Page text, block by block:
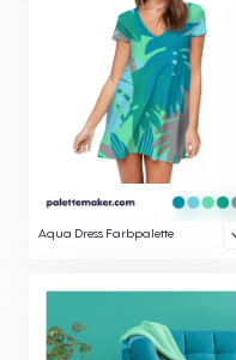
Aqua Dress Farbpalette